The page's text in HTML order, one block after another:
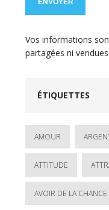
Vos informations
partagées ni vendues.
ÉTIQUETTES
AMOUR
ATTITUDE
AVOIR DE LA CHANCE